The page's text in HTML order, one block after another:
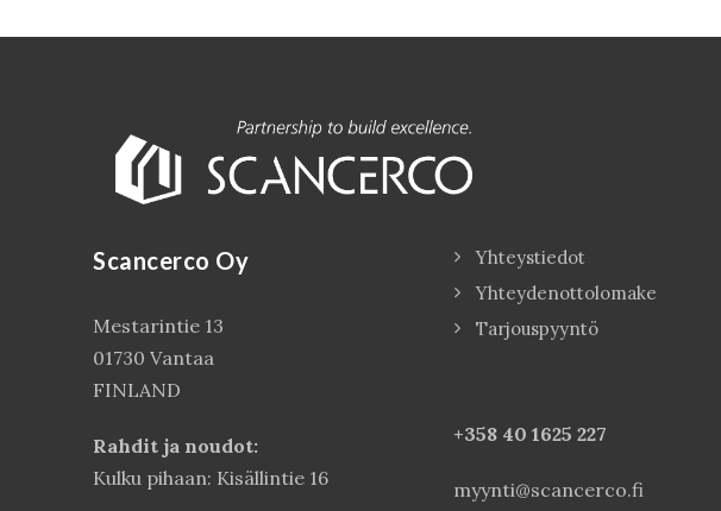
Scancerco Oy
Mestarintie 13
01730 Vantaa
FINLAND
Rahdit ja noudot:
Kulku pihaan: Kisällintie 16
Yhteystiedot
Yhteydenottolomake
Tarjouspyyntö
+358 40 1625 227
myynti@scancerco.fi